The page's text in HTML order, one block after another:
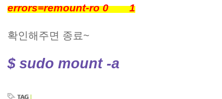
errors=remount-ro 0 1
확인해주면 종료~
$ sudo mount -a